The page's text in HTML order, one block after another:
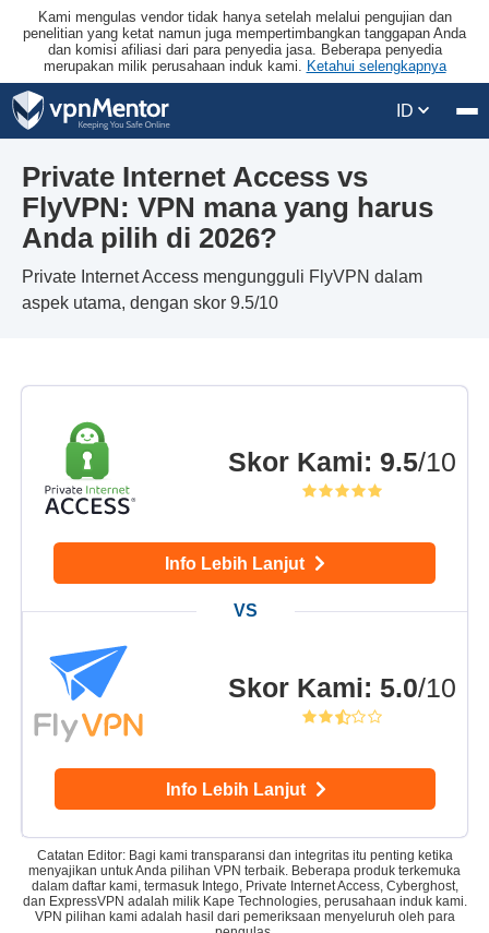
Kami mengulas vendor tidak hanya setelah melalui pengujian dan
penelitian yang ketat namun juga mempertimbangkan tanggapan Anda
dan komisi afiliasi dari para penyedia jasa. Beberapa penyedia
merupakan milik perusahaan induk kami. Ketahui selengkapnya
ID
Private Internet Access vs
FlyVPN: VPN mana yang harus
Anda pilih di 2026?
Private Internet Access mengungguli FlyVPN dalam
aspek utama, dengan skor 9.5/10
Skor Kami: 9.5/10
Info Lebih Lanjut
Skor Kami: 5.0/10
Info Lebih Lanjut
Catatan Editor: Bagi kami transparansi dan integritas itu penting ketika
menyajikan untuk Anda pilihan VPN terbaik. Beberapa produk terkemuka
dalam daftar kami, termasuk Intego, Private Internet Access, Cyberghost,
dan ExpressVPN adalah milik Kape Technologies, perusahaan induk kami.
VPN pilihan kami adalah hasil dari pemeriksaan menyeluruh oleh para